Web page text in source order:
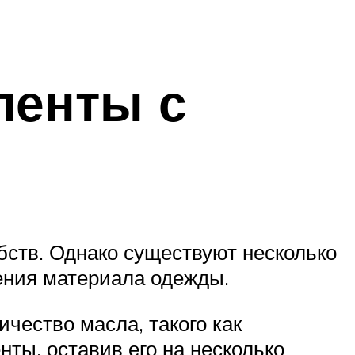
с
Однако существуют несколько
материала одежды.
масла, такого как
оставив его на несколько